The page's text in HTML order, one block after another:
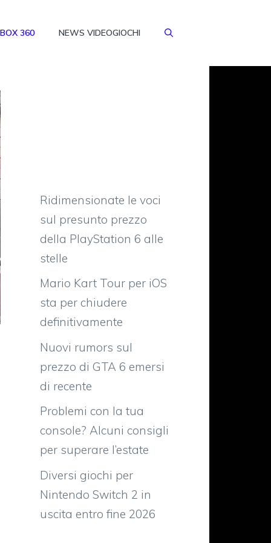
360 NEWS VIDEOGIOCHI
Ridimensionate le voci
sul presunto prezzo
della PlayStation 6 alle
stelle
Mario Kart Tour per iOS
sta per chiudere
definitivamente
Nuovi rumors sul
prezzo di GTA 6 emersi
di recente
Problemi con la tua
console? Alcuni consigli
per superare l’estate
Diversi giochi per
Nintendo Switch 2 in
uscita entro fine 2026